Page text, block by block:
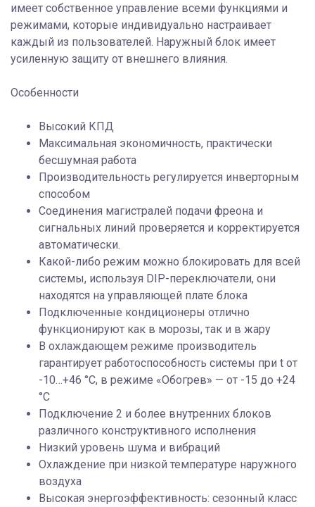
имеет собственное управление всеми функциями и
режимами, которые индивидуально настраивает
каждый из пользователей. Наружный блок имеет
усиленную защиту от внешнего влияния.
Особенности
Высокий КПД
Максимальная экономичность, практически
бесшумная работа
Производительность регулируется инверторным
способом
Соединения магистралей подачи фреона и
сигнальных линий проверяется и корректируется
автоматически.
Какой-либо режим можно блокировать для всей
системы, используя DIP-переключатели, они
находятся на управляющей плате блока
Подключенные кондиционеры отлично
функционируют как в морозы, так и в жару
В охлаждающем режиме производитель
гарантирует работоспособность системы при t от
-10…+46 °С, в режиме «Обогрев» — от -15 до +24
°С
Подключение 2 и более внутренних блоков
различного конструктивного исполнения
Низкий уровень шума и вибраций
Охлаждение при низкой температуре наружного
воздуха
Высокая энергоэффективность: сезонный класс